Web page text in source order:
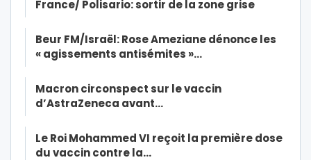
France/ Polisario: sortir de la zone grise
Beur FM/Israël: Rose Ameziane dénonce les
« agissements antisémites »…
Macron circonspect sur le vaccin
d’AstraZeneca avant…
Le Roi Mohammed VI reçoit la première dose
du vaccin contre la…